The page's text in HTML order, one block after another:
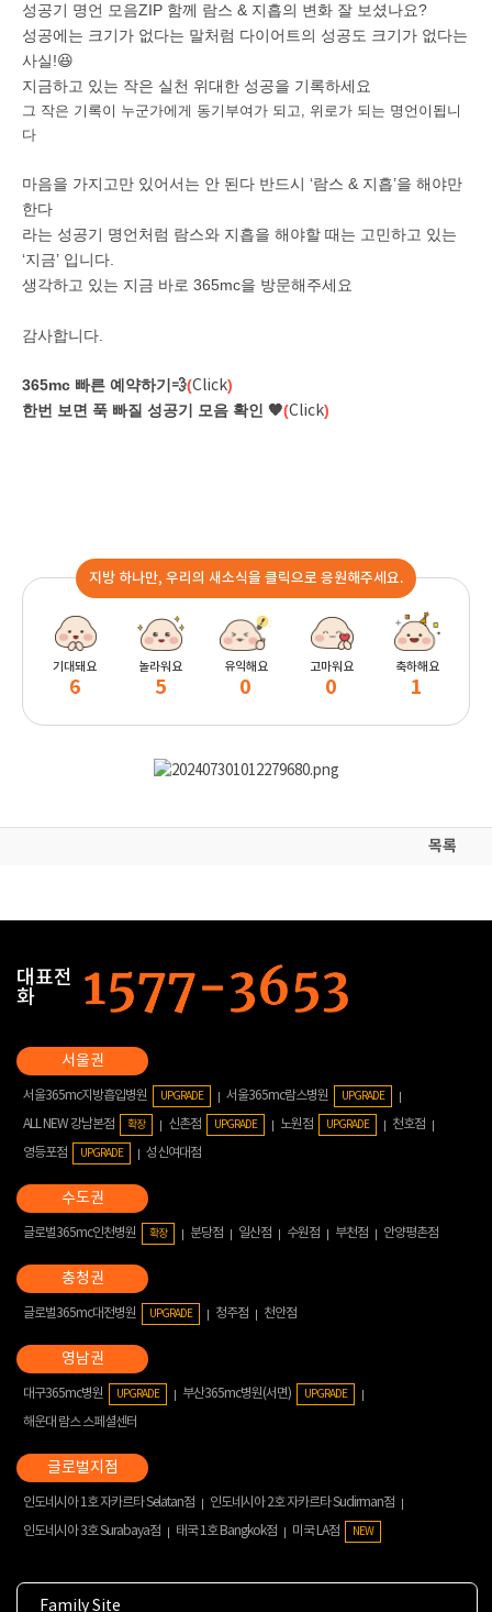
성공기 명언 모음ZIP 함께 람스 & 지흡의 변화 잘 보셨나요?
성공에는 크기가 없다는 말처럼 다이어트의 성공도 크기가 없다는
사실!😆
지금하고 있는 작은 실천 위대한 성공을 기록하세요
그 작은 기록이 누군가에게 동기부여가 되고, 위로가 되는 명언이됩니
다
마음을 가지고만 있어서는 안 된다 반드시 ‘람스 & 지흡’을 해야만
한다
라는 성공기 명언처럼 람스와 지흡을 해야할 때는 고민하고 있는
‘지금’ 입니다.
생각하고 있는 지금 바로 365mc을 방문해주세요
감사합니다.
365mc 빠른 예약하기💨(Click)
한번 보면 푹 빠질 성공기 모음 확인 🧡(Click)
지방 하나만, 우리의 새소식을 클릭으로 응원해주세요.
기대돼요
6
놀라워요
5
유익해요
0
고마워요
0
축하해요
1
목록
대표전
화
서울365mc지방흡입병원 UPGRADE 서울365mc람스병원 UPGRADE
ALL NEW 강남본점 확장 신촌점 UPGRADE 노원점 UPGRADE
천호점
영등포점
UPGRADE 성신여대점
글로벌365mc인천병원 확장 분당점 일산점 수원점 부천점 안양평촌점
글로벌365mc대전병원 UPGRADE 청주점 천안점
대구365mc병원 UPGRADE 부산365mc병원(서면) UPGRADE
해운대 람스 스페셜센터
인도네시아 1호 자카르타 Selatan점
인도네시아 2호 자카르타 Sudirman점
인도네시아 3호 Surabaya점
태국 1호 Bangkok점 미국 LA점 NEW
Family Site